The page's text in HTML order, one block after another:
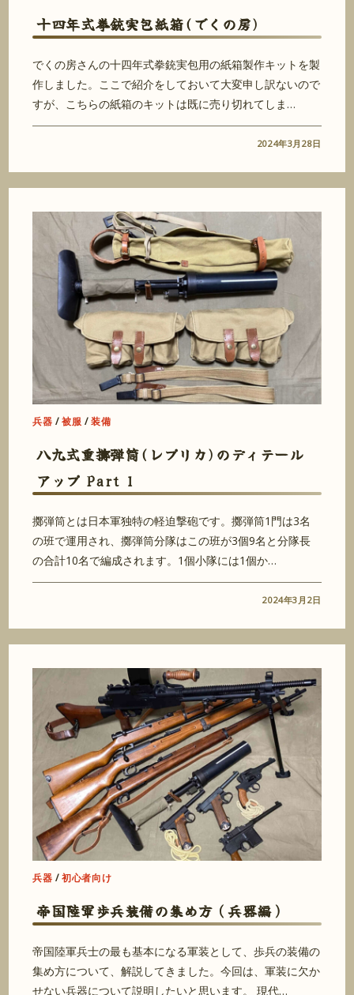
十四年式拳銃実包紙箱(でくの房)
でくの房さんの十四年式拳銃実包用の紙箱製作キットを製
作しました。ここで紹介をしておいて大変申し訳ないので
すが、こちらの紙箱のキットは既に売り切れてしま…
2024年3月28日
兵器 /被服 /装備
八九式重擲弾筒(レプリカ)のディテール
アップ Part 1
擲弾筒とは日本軍独特の軽迫撃砲です。擲弾筒1門は3名
の班で運用され、擲弾筒分隊はこの班が3個9名と分隊長
の合計10名で編成されます。1個小隊には1個か…
2024年3月2日
兵器 /初心者向け
帝国陸軍歩兵装備の集め方（兵器編）
帝国陸軍兵士の最も基本になる軍装として、歩兵の装備の
集め方について、解説してきました。今回は、軍装に欠か
せない兵器について説明したいと思います。 現代…